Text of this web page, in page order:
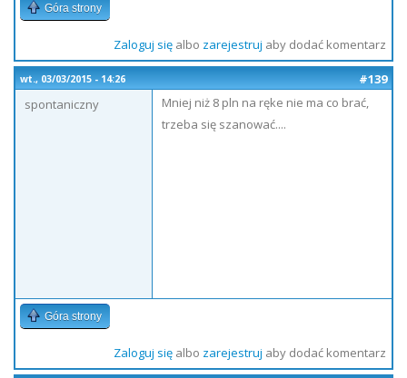
Góra strony
Zaloguj sięalbo zarejestruj aby dodać komentarz
wt., 03/03/2015 - 14:26
#139
spontaniczny
Mniej niż 8 pln na ręke nie ma co brać,
trzeba się szanować....
Góra strony
Zaloguj sięalbo zarejestruj aby dodać komentarz